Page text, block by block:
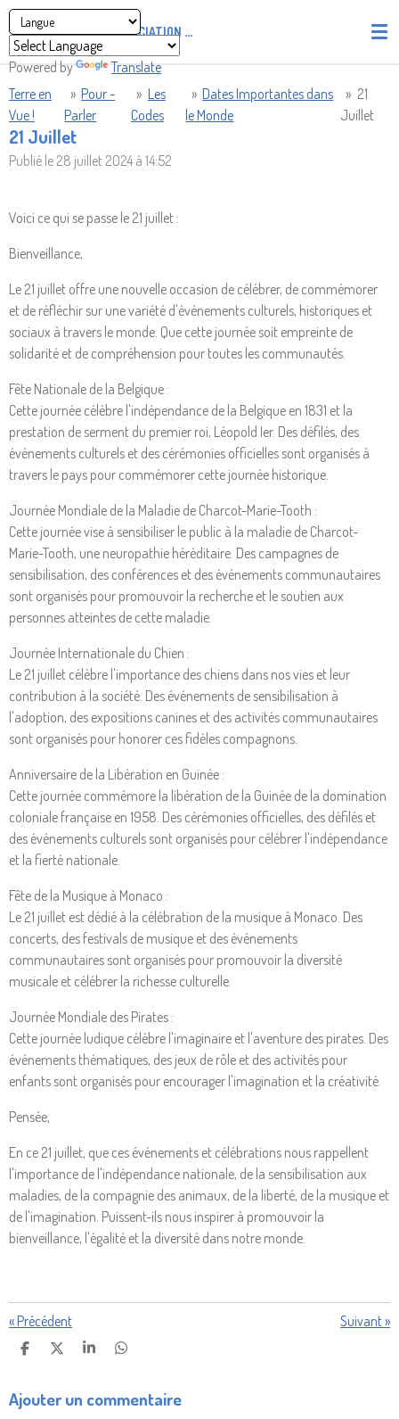
Powered by Translate
Passer
au
contenu
ASSOCIATION PIRATES' UNION OF LIGHT AND LOVE -
Terre en
Vue !
» Pour -
Parler
» Les
Codes
» Dates Importantes dans
le Monde
» 21
Juillet
21 Juillet
Publié le 28 juillet 2024 à 14:52
Voici ce qui se passe le 21 juillet :
Bienveillance,
Le 21 juillet offre une nouvelle occasion de célébrer, de commémorer
et de réfléchir sur une variété d'événements culturels, historiques et
sociaux à travers le monde. Que cette journée soit empreinte de
solidarité et de compréhension pour toutes les communautés.
Fête Nationale de la Belgique :
Cette journée célèbre l'indépendance de la Belgique en 1831 et la
prestation de serment du premier roi, Léopold Ier. Des défilés, des
événements culturels et des cérémonies officielles sont organisés à
travers le pays pour commémorer cette journée historique.
Journée Mondiale de la Maladie de Charcot-Marie-Tooth :
Cette journée vise à sensibiliser le public à la maladie de Charcot-
Marie-Tooth, une neuropathie héréditaire. Des campagnes de
sensibilisation, des conférences et des événements communautaires
sont organisés pour promouvoir la recherche et le soutien aux
personnes atteintes de cette maladie.
Journée Internationale du Chien :
Le 21 juillet célèbre l'importance des chiens dans nos vies et leur
contribution à la société. Des événements de sensibilisation à
l'adoption, des expositions canines et des activités communautaires
sont organisés pour honorer ces fidèles compagnons.
Anniversaire de la Libération en Guinée :
Cette journée commémore la libération de la Guinée de la domination
coloniale française en 1958. Des cérémonies officielles, des défilés et
des événements culturels sont organisés pour célébrer l'indépendance
et la fierté nationale.
Fête de la Musique à Monaco :
Le 21 juillet est dédié à la célébration de la musique à Monaco. Des
concerts, des festivals de musique et des événements
communautaires sont organisés pour promouvoir la diversité
musicale et célébrer la richesse culturelle.
Journée Mondiale des Pirates :
Cette journée ludique célèbre l'imaginaire et l'aventure des pirates. Des
événements thématiques, des jeux de rôle et des activités pour
enfants sont organisés pour encourager l'imagination et la créativité.
Pensée,
En ce 21 juillet, que ces événements et célébrations nous rappellent
l'importance de l'indépendance nationale, de la sensibilisation aux
maladies, de la compagnie des animaux, de la liberté, de la musique et
de l'imagination. Puissent-ils nous inspirer à promouvoir la
bienveillance, l'égalité et la diversité dans notre monde.
« Précédent Suivant»
P
T
A
P
T
A
P
T
A
P
T
A
Ajouter un commentaire